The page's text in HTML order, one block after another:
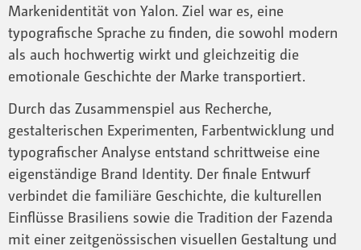
Markenidentität von Yalon. Ziel war es, eine
typografische Sprache zu finden, die sowohl modern
als auch hochwertig wirkt und gleichzeitig die
emotionale Geschichte der Marke transportiert.
Durch das Zusammenspiel aus Recherche,
gestalterischen Experimenten, Farbentwicklung und
typografischer Analyse entstand schrittweise eine
eigenständige Brand Identity. Der finale Entwurf
verbindet die familiäre Geschichte, die kulturellen
Einflüsse Brasiliens sowie die Tradition der Fazenda
mit einer zeitgenössischen visuellen Gestaltung und